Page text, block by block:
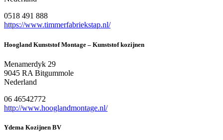
0518 491 888
https://www.timmerfabriekstap.nl/
Hoogland Kunststof Montage – Kunststof kozijnen
Menamerdyk 29
9045 RA Bitgummole
Nederland
06 46542772
http://www.hooglandmontage.nl/
Ydema Kozijnen BV